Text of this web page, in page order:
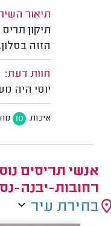
תיאור
תיקון
הזזה בסלון.
חוות דעת:
יוסי היה
איכות 10
אנשי תריסים
רחובות-יבנה-נס
בחירת עיר